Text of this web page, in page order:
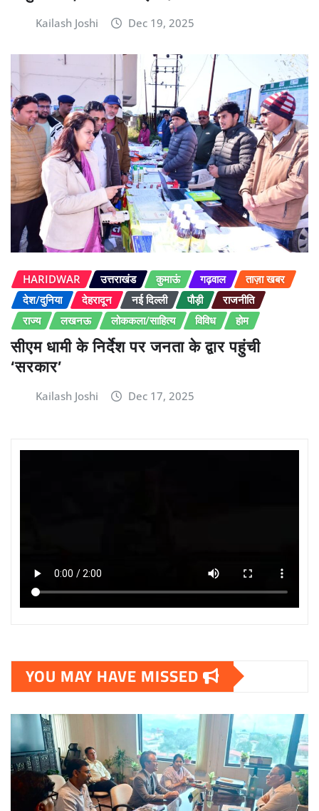
Kailash Joshi Dec 19, 2025
HARIDWAR उत्तराखंड कुमाऊं गढ़वाल
ताज़ा खबर
देश/दुनिया
देहरादून नई दिल्ली पौड़ी
राजनीति
राज्य
लखनऊ लोककला/साहित्य विविध होम
सीएम धामी के निर्देश पर जनता के द्वार पहुंची
‘सरकार’
Kailash Joshi Dec 17, 2025
YOU MAY HAVE MISSED